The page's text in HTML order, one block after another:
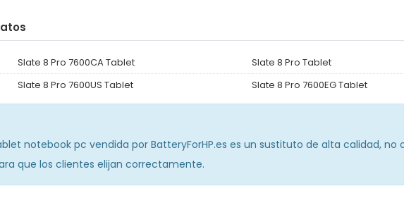
Slate 8 Pro 7600CA Tablet
Slate 8 Pro Tablet
Slate 8 Pro 7600US Tablet Slate 8 Pro 7600EG Tablet
notebook pc vendida por BatteryForHP.es es un sustituto de alta calidad,
que los clientes elijan correctamente.